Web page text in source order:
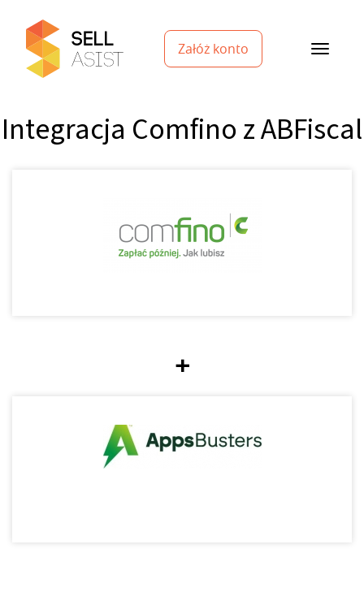
Załóż konto
Integracja Comfino z ABFiscal
+